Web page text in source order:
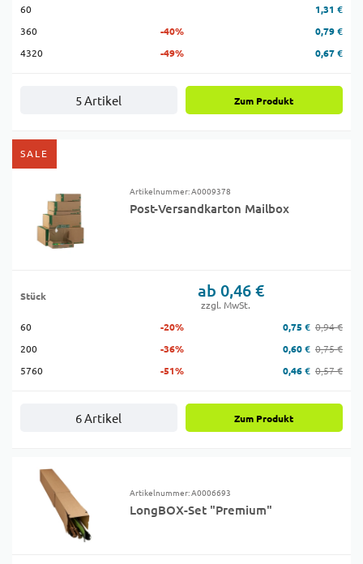
60
1,31 €
360
-40%
0,79 €
4320
-49% 0,67 €
5 Artikel Zum Produkt
SALE
Artikelnummer: A0009378
Post-Versandkarton Mailbox
Stück ab 0,46 €
zzgl. MwSt.
60
-20% 0,75 € 0,94 €
200 -36% 0,60 € 0,75 €
5760 -51% 0,46 € 0,57 €
6 Artikel Zum Produkt
Artikelnummer: A0006693
LongBOX-Set "Premium"